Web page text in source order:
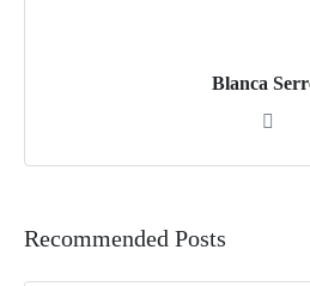
Blanca
Recommended Posts